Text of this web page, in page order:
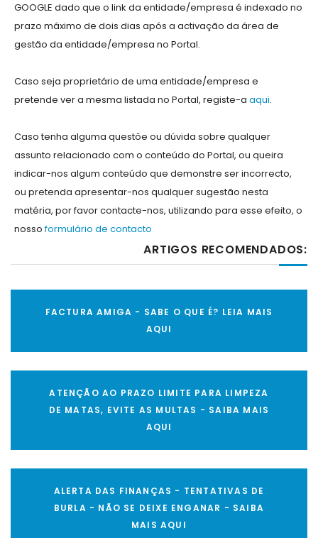
GOOGLE dado que o link da entidade/empresa é indexado no
prazo máximo de dois dias após a activação da área de
gestão da entidade/empresa no Portal.
Caso seja proprietário de uma entidade/empresa e
pretende ver a mesma listada no Portal, registe-a aqui.
Caso tenha alguma questõe ou dúvida sobre qualquer
assunto relacionado com o conteúdo do Portal, ou queira
indicar-nos algum conteúdo que demonstre ser incorrecto,
ou pretenda apresentar-nos qualquer sugestão nesta
matéria, por favor contacte-nos, utilizando para esse efeito, o
nossoformulário de contacto
ARTIGOS RECOMENDADOS:
FACTURA AMIGA - SABE O QUE É? LEIA MAIS
AQUI
ATENÇÃO AO PRAZO LIMITE PARA LIMPEZA
DE MATAS, EVITE AS MULTAS - SAIBA MAIS
AQUI
ALERTA DAS FINANÇAS - TENTATIVAS DE
BURLA - NÃO SE DEIXE ENGANAR - SAIBA
MAIS AQUI